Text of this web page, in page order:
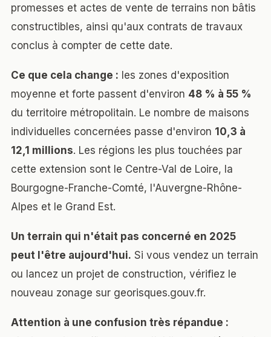
promesses et actes de vente de terrains non bâtis
constructibles, ainsi qu'aux contrats de travaux
conclus à compter de cette date.
Ce que cela change : les zones d'exposition
moyenne et forte passent d'environ 48 % à 55 %
du territoire métropolitain. Le nombre de maisons
individuelles concernées passe d'environ 10,3 à
12,1 millions. Les régions les plus touchées par
cette extension sont le Centre-Val de Loire, la
Bourgogne-Franche-Comté, l'Auvergne-Rhône-
Alpes et le Grand Est.
Un terrain qui n'était pas concerné en 2025
peut l'être aujourd'hui. Si vous vendez un terrain
ou lancez un projet de construction, vérifiez le
nouveau zonage sur georisques.gouv.fr.
Attention à une confusion très répandue :